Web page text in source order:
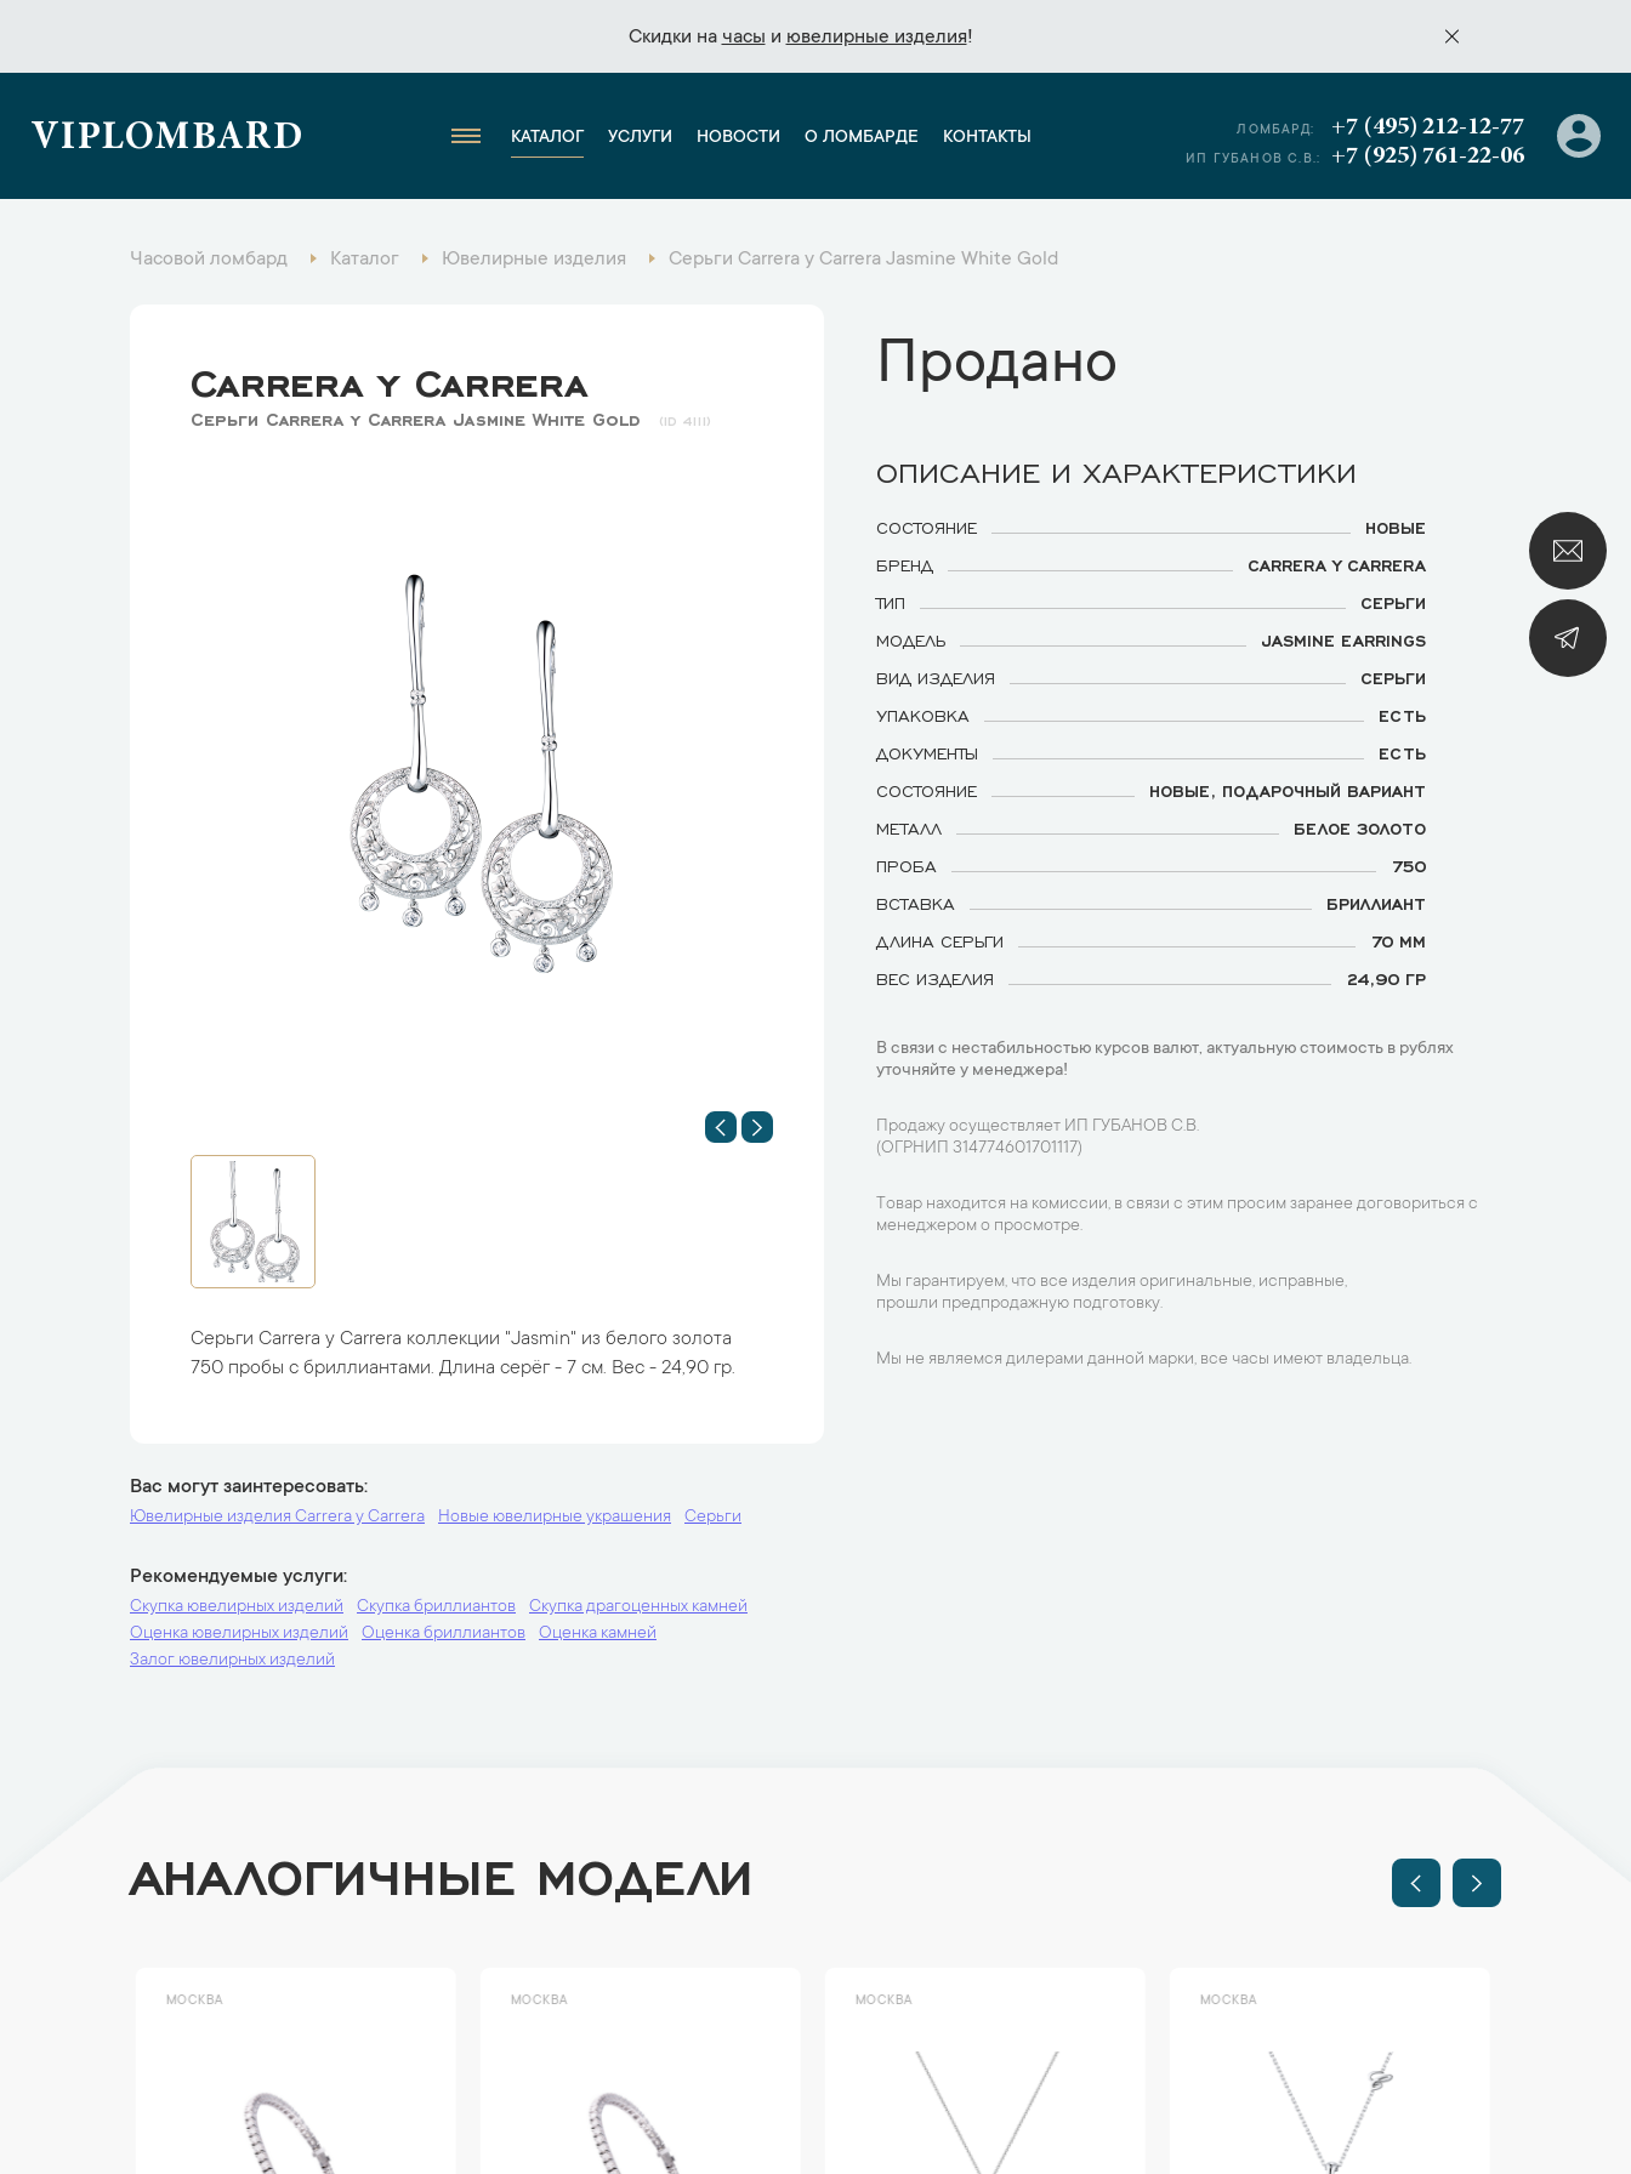
Скидки на часы и ювелирные изделия!
Скидки на часы и ювелирные изделия!
VIPLOMBARD КАТАЛОГ УСЛУГИ НОВОСТИ О ЛОМБАРДЕ КОНТАКТЫ ЛОМБАРД: +7 (495) 212-12-77
ИП ГУБАНОВ С.В.: +7 (925) 761-22-06
Часовой ломбард Каталог Ювелирные изделия Серьги Carrera y Carrera Jasmine White Gold
Carrera y Carrera
Серьги Carrera y Carrera Jasmine White Gold 4111
Серьги Carrera y Carrera коллекции "Jasmin" из белого золота
750 пробы с бриллиантами. Длина серёг - 7 см. Вес - 24,90 гр.
Вас могут заинтересовать
Ювелирные изделия Carrera y Carrera Новые ювелирные украшения Серьги
Рекомендуемые услуги
Скупка ювелирных изделий Скупка бриллиантов
Скупка драгоценных камней
Оценка ювелирных изделий
Оценка бриллиантов
Оценка камней
Залог ювелирных изделий
Продано
ОПИСАНИЕ И ХАРАКТЕРИСТИКИ
СОСТОЯНИЕ
НОВЫЕ
БРЕНД
CARRERA Y CARRERA
ТИП
СЕРЬГИ
МОДЕЛЬ
JASMINE EARRINGS
ВИД ИЗДЕЛИЯ
СЕРЬГИ
УПАКОВКА
ЕСТЬ
ДОКУМЕНТЫ
ЕСТЬ
СОСТОЯНИЕ
НОВЫЕ, ПОДАРОЧНЫЙ ВАРИАНТ
МЕТАЛЛ
БЕЛОЕ ЗОЛОТО
ПРОБА
750
ВСТАВКА
БРИЛЛИАНТ
ДЛИНА СЕРЬГИ
70 ММ
ВЕС ИЗДЕЛИЯ
24,90 ГР
В связи с нестабильностью курсов валют, актуальную стоимость в рублях
уточняйте у менеджера!
Продажу осуществляет ИП ГУБАНОВ С.В.
(ОГРНИП 314774601701117)
Товар находится на комиссии, в связи с этим просим заранее договориться с
менеджером о просмотре.
Мы гарантируем, что все изделия оригинальные, исправные,
прошли предпродажную подготовку.
Мы не являемся дилерами данной марки, все часы имеют владельца.
АНАЛОГИЧНЫЕ МОДЕЛИ
МОСКВА МОСКВА МОСКВА МОСКВА